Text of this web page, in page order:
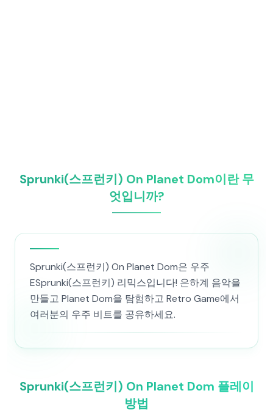
Sprunki(스프런키) On Planet Dom이란 무
엇입니까?
Sprunki(스프런키) On Planet Dom은 우주
ESprunki(스프런키) 리믹스입니다! 은하계 음악을
만들고 Planet Dom을 탐험하고 Retro Game에서
여러분의 우주 비트를 공유하세요.
Sprunki(스프런키) On Planet Dom 플레이
방법